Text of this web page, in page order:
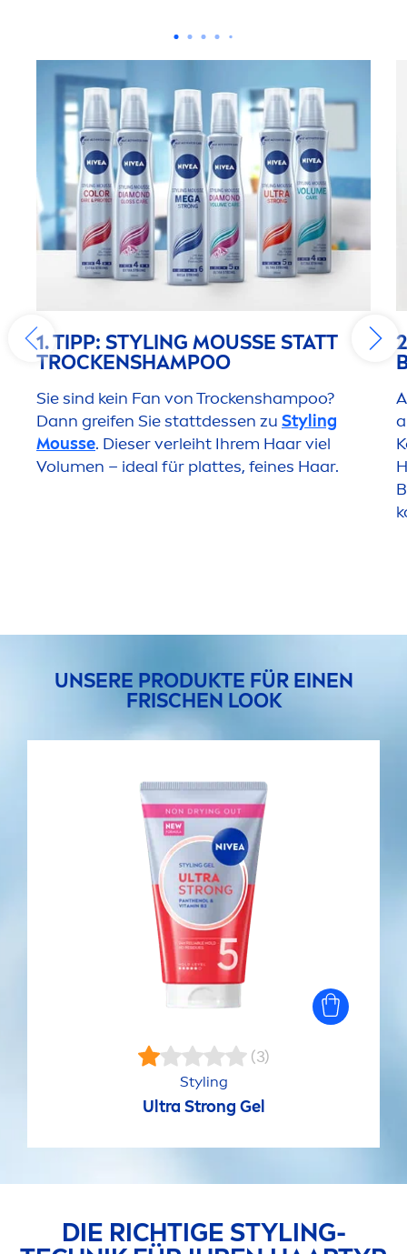
1. TIPP: STYLING MOUSSE STATT
TROCKENSHAMPOO
Sie sind kein Fan von Trockenshampoo?
Dann greifen Sie stattdessen zu Styling
Mousse. Dieser verleiht Ihrem Haar viel
Volumen – ideal für plattes, feines Haar.
UNSERE PRODUKTE FÜR EINEN
FRISCHEN LOOK
(3)
Styling
Ultra Strong Gel
DIE RICHTIGE STYLING-